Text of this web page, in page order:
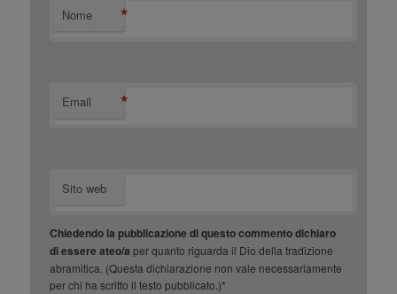
Nome *
Email *
Sito web
Chiedendo la pubblicazione di questo commento dichiaro
di essere ateo/a per quanto riguarda il Dio della tradizione
abramitica. (Questa dichiarazione non vale necessariamente
per chi ha scritto il testo pubblicato.)*